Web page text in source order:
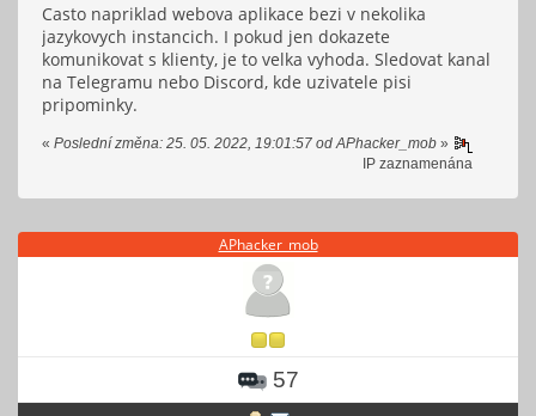
Casto napriklad webova aplikace bezi v nekolika
jazykovych instancich. I pokud jen dokazete
komunikovat s klienty, je to velka vyhoda. Sledovat kanal
na Telegramu nebo Discord, kde uzivatele pisi
pripominky.
« Poslední změna: 25. 05. 2022, 19:01:57 od APhacker_mob »
IP zaznamenána
APhacker_mob
57